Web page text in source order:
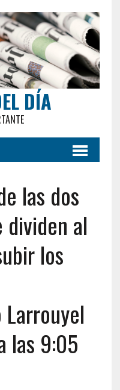
DÍA
las dos
dividen al
los
las 9:05